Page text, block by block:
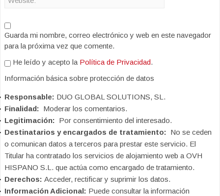
Guarda mi nombre, correo electrónico y web en este navegador
para la próxima vez que comente.
He leído y acepto la Política de Privacidad.
Información básica sobre protección de datos
Responsable: DUO GLOBAL SOLUTIONS, SL.
Finalidad: Moderar los comentarios.
Legitimación: Por consentimiento del interesado.
Destinatarios y encargados de tratamiento: No se ceden
o comunican datos a terceros para prestar este servicio. El
Titular ha contratado los servicios de alojamiento web a OVH
HISPANO S.L. que actúa como encargado de tratamiento.
Derechos: Acceder, rectificar y suprimir los datos.
Información Adicional: Puede consultar la información